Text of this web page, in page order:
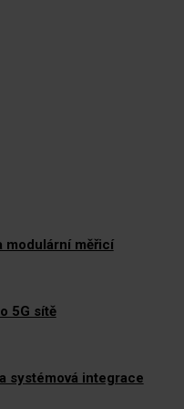
modulární měřicí
5G sítě
systémová integrace